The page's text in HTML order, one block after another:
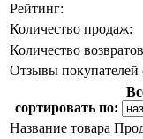
Рейтинг:
Количество продаж:
Количество
Отзывы покупателей
сортировать по:
Название товара